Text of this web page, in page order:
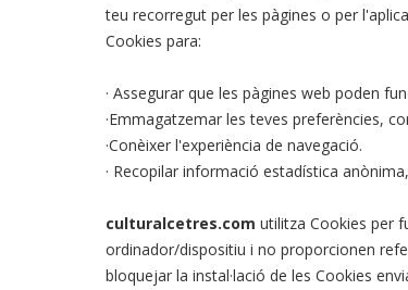
teu recorregut per les pàgines o per
Cookies para:
· Assegurar que les pàgines web poden
·Emmagatzemar les teves preferències,
·Conèixer l'experiència de navegació.
· Recopilar informació estadística
culturalcetres.com utilitza Cookies per
ordinador/dispositiu i no proporcionen
bloquejar la instal·lació de les Cookies